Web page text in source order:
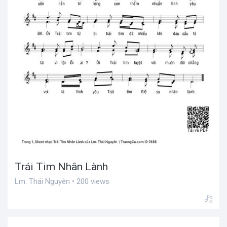
Trái Tim Nhân Lành
Lm. Thái Nguyên • 200 views